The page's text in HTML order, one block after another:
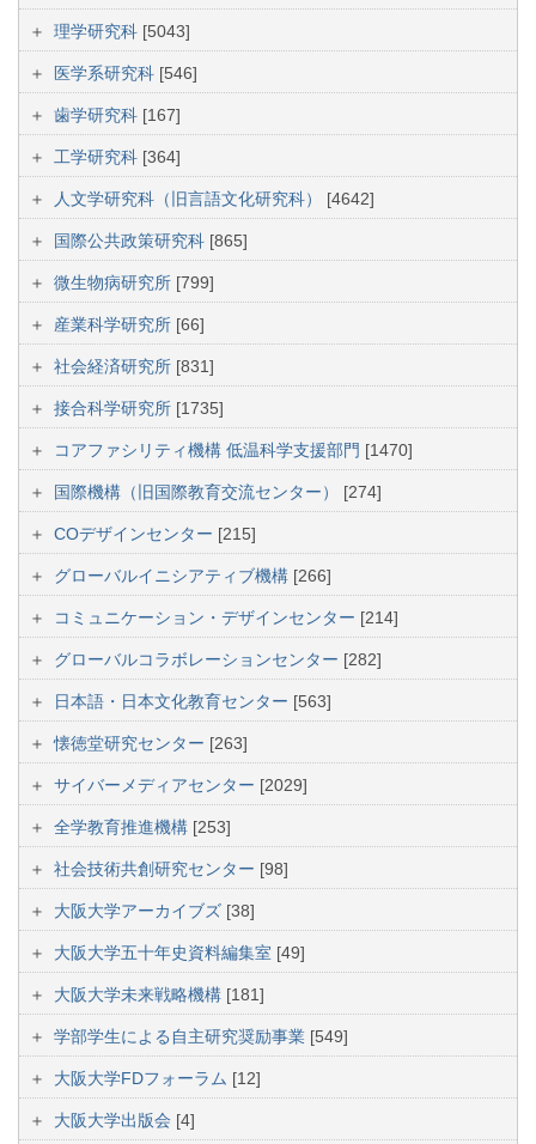
理学研究科 [5043]
医学系研究科 [546]
歯学研究科 [167]
工学研究科 [364]
人文学研究科（旧言語文化研究科） [4642]
国際公共政策研究科 [865]
微生物病研究所 [799]
産業科学研究所 [66]
社会経済研究所 [831]
接合科学研究所 [1735]
コアファシリティ機構 低温科学支援部門 [1470]
国際機構（旧国際教育交流センター） [274]
COデザインセンター [215]
グローバルイニシアティブ機構 [266]
コミュニケーション・デザインセンター [214]
グローバルコラボレーションセンター [282]
日本語・日本文化教育センター [563]
懐徳堂研究センター [263]
サイバーメディアセンター [2029]
全学教育推進機構 [253]
社会技術共創研究センター [98]
大阪大学アーカイブズ [38]
大阪大学五十年史資料編集室 [49]
大阪大学未来戦略機構 [181]
学部学生による自主研究奨励事業 [549]
大阪大学FDフォーラム [12]
大阪大学出版会 [4]